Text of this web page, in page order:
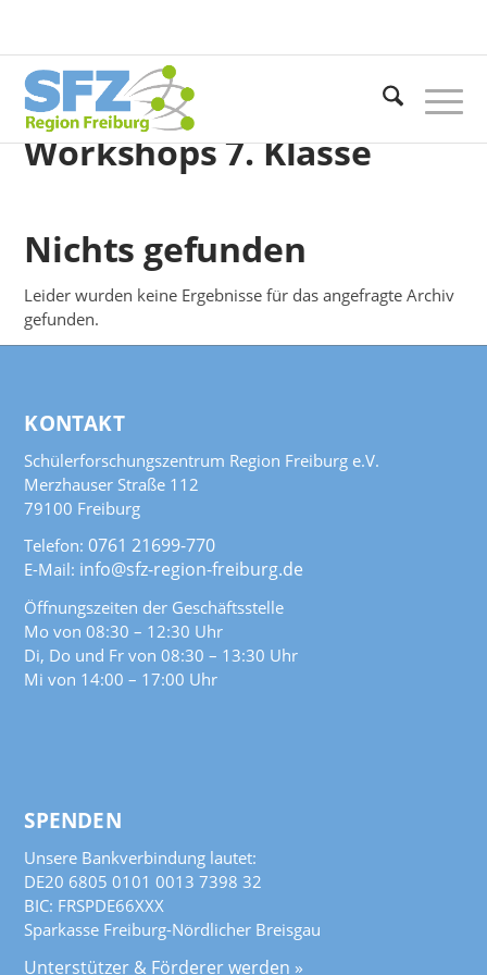
Workshops7. Klasse
Nichts gefunden
Leider wurden keine Ergebnisse für das angefragte Archiv
gefunden.
KONTAKT
Schülerforschungszentrum Region Freiburg e.V.
Merzhauser Straße 112
79100 Freiburg
Telefon:0761 21699-770
E-Mail: info@sfz-region-freiburg.de
Öffnungszeiten der Geschäftsstelle
Mo von 08:30 – 12:30 Uhr
Di, Do und Fr von 08:30 – 13:30 Uhr
Mi von 14:00 – 17:00 Uhr
SPENDEN
Unsere Bankverbindung lautet:
DE20 6805 0101 0013 7398 32
BIC: FRSPDE66XXX
Sparkasse Freiburg-Nördlicher Breisgau
Unterstützer & Förderer werden »